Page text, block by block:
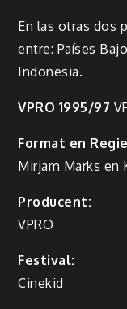
En las otras dos
entre: Países
Indonesia.
VPRO 1995/97
Format en
Mirjam Marks en
Producent:
VPRO
Festival:
Cinekid